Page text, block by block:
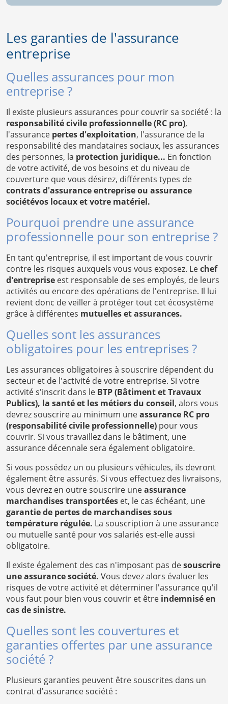
Les garanties de l'assurance
entreprise
Quelles assurances pour mon
entreprise ?
Il existe plusieurs assurances pour couvrir sa société : la
responsabilité civile professionnelle (RC pro),
l'assurance pertes d'exploitation, l'assurance de la
responsabilité des mandataires sociaux, les assurances
des personnes, la protection juridique... En fonction
de votre activité, de vos besoins et du niveau de
couverture que vous désirez, différents types de
contrats d'assurance entreprise ou assurance
sociétévos locaux et votre matériel.
Pourquoi prendre une assurance
professionnelle pour son entreprise ?
En tant qu'entreprise, il est important de vous couvrir
contre les risques auxquels vous vous exposez. Lechef
d'entreprise est responsable de ses employés, de leurs
activités ou encore des opérations de l'entreprise. Il lui
revient donc de veiller à protéger tout cet écosystème
grâce à différentes mutuelles et assurances.
Quelles sont les assurances
obligatoires pour les entreprises ?
Les assurances obligatoires à souscrire dépendent du
secteur et de l'activité de votre entreprise. Si votre
activité s'inscrit dans le BTP (Bâtiment et Travaux
Publics), la santé et les métiers du conseil, alors vous
devrez souscrire au minimum uneassurance RC pro
(responsabilité civile professionnelle) pour vous
couvrir. Si vous travaillez dans le bâtiment, une
assurance décennale sera également obligatoire.
Si vous possédez un ou plusieurs véhicules, ils devront
également être assurés. Si vous effectuez des livraisons,
vous devrez en outre souscrire uneassurance
marchandises transportées et, le cas échéant, une
garantie de pertes de marchandises sous
température régulée. La souscription à une assurance
ou mutuelle santé pour vos salariés est-elle aussi
obligatoire.
Il existe également des cas n'imposant pas desouscrire
une assurance société. Vous devez alors évaluer les
risques de votre activité et déterminer l'assurance qu'il
vous faut pour bien vous couvrir et être indemnisé en
cas de sinistre.
Quelles sont les couvertures et
garanties offertes par une assurance
société ?
Plusieurs garanties peuvent être souscrites dans un
contrat d'assurance société :